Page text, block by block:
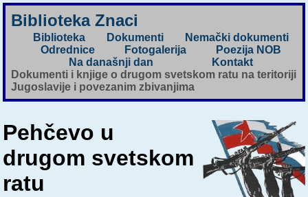
Biblioteka Znaci
Biblioteka Dokumenti
Nemački dokumenti
Odrednice
Fotogalerija
Poezija NOB
Na današnji dan
Kontakt
Dokumenti i knjige o drugom svetskom ratu na teritoriji
Jugoslavije i povezanim zbivanjima
Pehčevo u
drugom svetskom
ratu